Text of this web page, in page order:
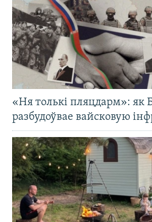
«Ня толькі пляцдарм»: як
разбудоўвае вайсковую